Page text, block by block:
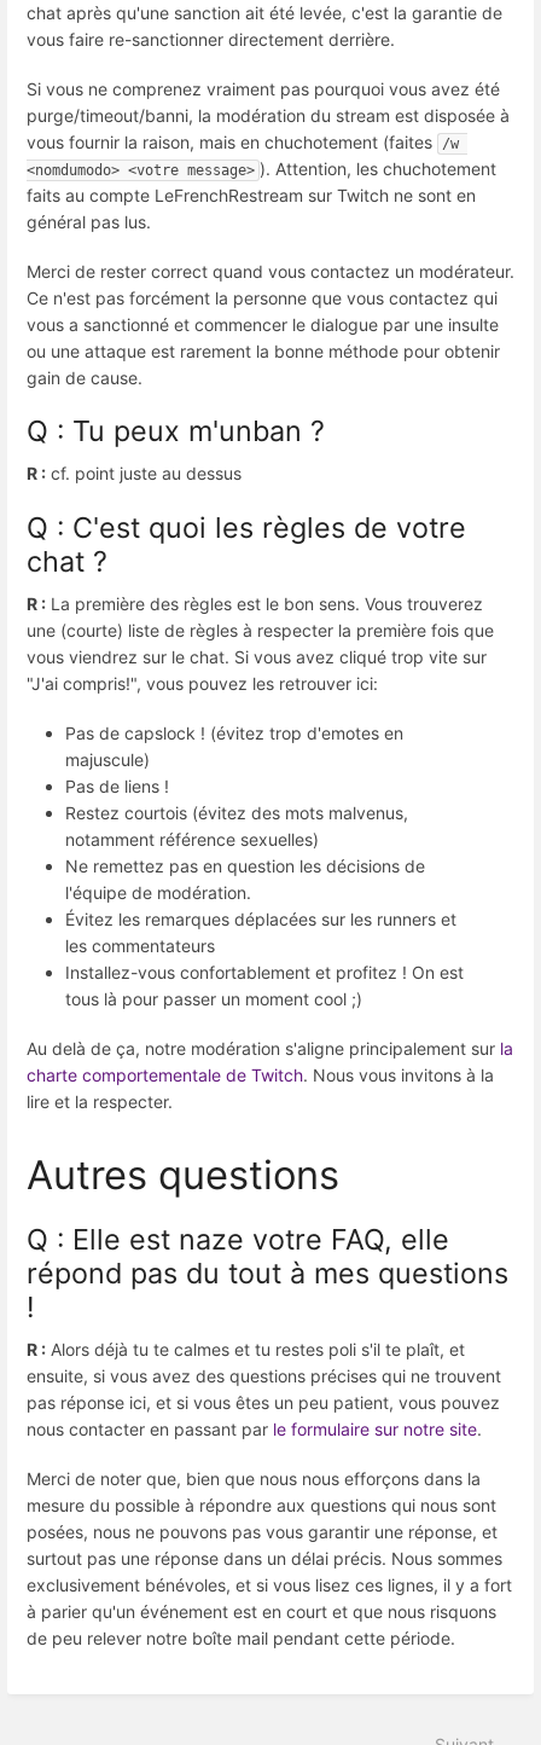
chat après qu'une sanction ait été levée, c'est la garantie de
vous faire re-sanctionner directement derrière.
Si vous ne comprenez vraiment pas pourquoi vous avez été
purge/timeout/banni, la modération du stream est disposée à
vous fournir la raison, mais en chuchotement (faites
/w
<nomdumodo> <votre message> ). Attention, les chuchotement
faits au compte LeFrenchRestream sur Twitch ne sont en
général pas lus.
Merci de rester correct quand vous contactez un modérateur.
Ce n'est pas forcément la personne que vous contactez qui
vous a sanctionné et commencer le dialogue par une insulte
ou une attaque est rarement la bonne méthode pour obtenir
gain de cause.
Q : Tu peux m'unban ?
R : cf. point juste au dessus
Q : C'est quoi les règles de votre
chat ?
R : La première des règles est le bon sens. Vous trouverez
une (courte) liste de règles à respecter la première fois que
vous viendrez sur le chat. Si vous avez cliqué trop vite sur
"J'ai compris!", vous pouvez les retrouver ici:
Pas de capslock ! (évitez trop d'emotes en
majuscule)
Pas de liens !
Restez courtois (évitez des mots malvenus,
notamment référence sexuelles)
Ne remettez pas en question les décisions de
l'équipe de modération.
Évitez les remarques déplacées sur les runners et
les commentateurs
Installez-vous confortablement et profitez ! On est
tous là pour passer un moment cool ;)
Au delà de ça, notre modération s'aligne principalement sur la
charte comportementale de Twitch. Nous vous invitons à la
lire et la respecter.
Autres questions
Q : Elle est naze votre FAQ, elle
répond pas du tout à mes questions
!
R : Alors déjà tu te calmes et tu restes poli s'il te plaît, et
ensuite, si vous avez des questions précises qui ne trouvent
pas réponse ici, et si vous êtes un peu patient, vous pouvez
nous contacter en passant par le formulaire sur notre site.
Merci de noter que, bien que nous nous efforçons dans la
mesure du possible à répondre aux questions qui nous sont
posées, nous ne pouvons pas vous garantir une réponse, et
surtout pas une réponse dans un délai précis. Nous sommes
exclusivement bénévoles, et si vous lisez ces lignes, il y a fort
à parier qu'un événement est en court et que nous risquons
de peu relever notre boîte mail pendant cette période.